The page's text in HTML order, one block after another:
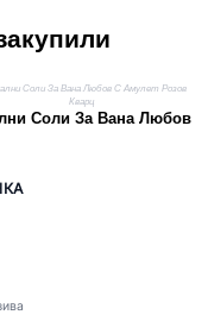
Соли За Вана Любов